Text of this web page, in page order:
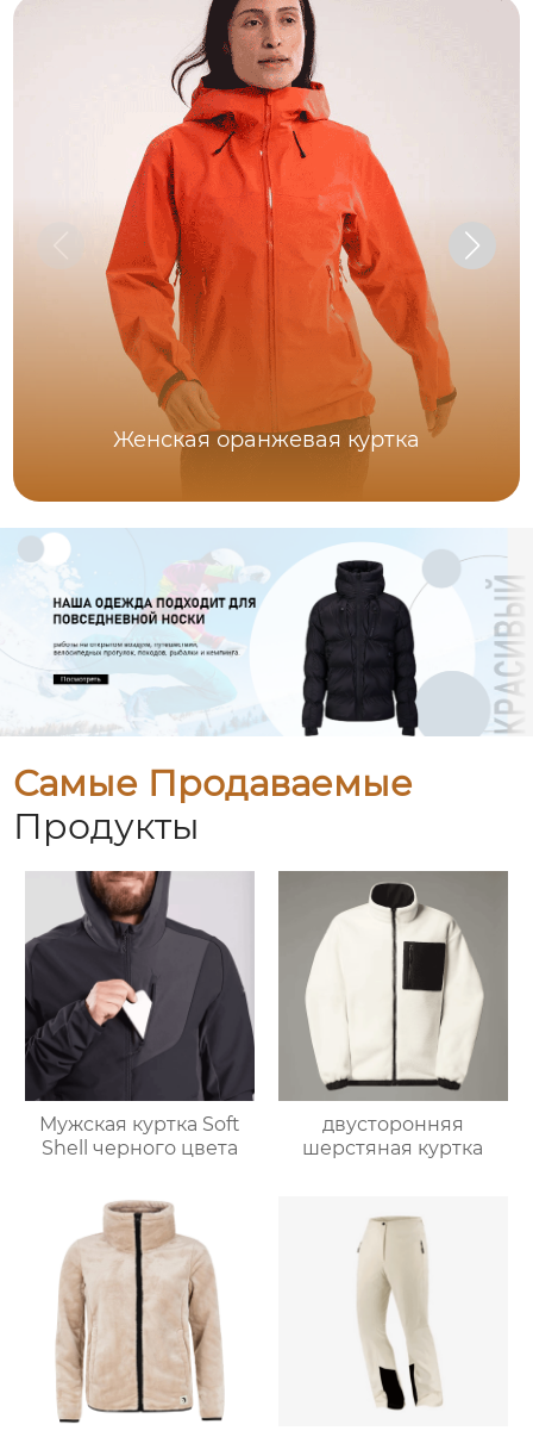
Женская оранжевая куртка
Самые Продаваемые
Продукты
Мужская куртка Soft
Shell черного цвета
двусторонняя
шерстяная куртка